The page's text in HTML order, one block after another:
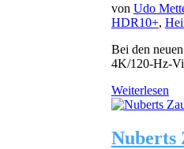
von Udo
HDR10+,
Bei den
4K/120-Hz-
Weiterlesen
Nuberts